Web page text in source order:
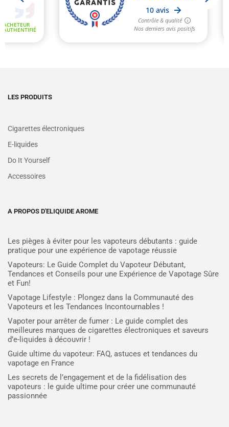
LES PRODUITS
Cigarettes électroniques
E-liquides
Do It Yourself
Accessoires
A PROPOS D'ELIQUIDE AROME
Les pièges à éviter pour les vapoteurs débutants : guide
pratique pour une expérience de vapotage réussie
Vapoteurs: Le Guide Complet du Vapoteur Débutant,
Tendances et Conseils pour une Expérience de Vapotage Sûre
et Fun!
Vapotage Lifestyle : Plongez dans la Communauté des
Vapoteurs et les Tendances Incontournables !
Vapoter pour arrêter de fumer : Le guide complet des
meilleures marques de cigarettes électroniques et saveurs
d’e-liquides à découvrir !
Guide ultime du vapoteur: FAQ, astuces et tendances du
vapotage en France
Les secrets de l’engagement et de la fidélisation des
vapoteurs : le guide ultime pour créer une communauté
passionnée